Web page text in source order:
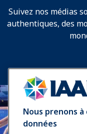
Suivez nos médias
authentiques, des
Nous prenons
données